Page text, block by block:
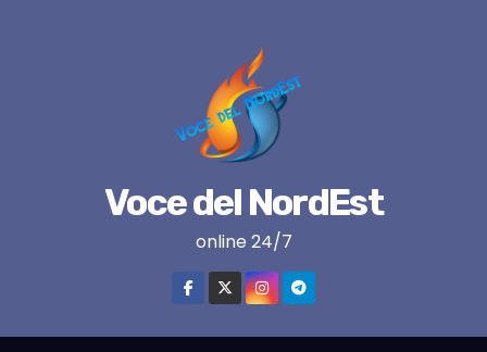
Voce del NordEst
online 24/7